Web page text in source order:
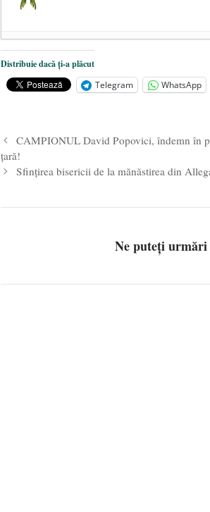
Dezvăluiri cutremurătoare
Statul care servește Națiunea -
Legea Vexler produce efecte.
Distribuie dacă ți-a plăcut
Telegram
WhatsApp
CAMPIONUL David Popovici, îndemn în
țară!
Sfințirea bisericii de la mănăstirea din
Ne puteți urmări